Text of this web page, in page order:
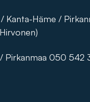
Kanta-Häme /
Pirkanmaa 050 542